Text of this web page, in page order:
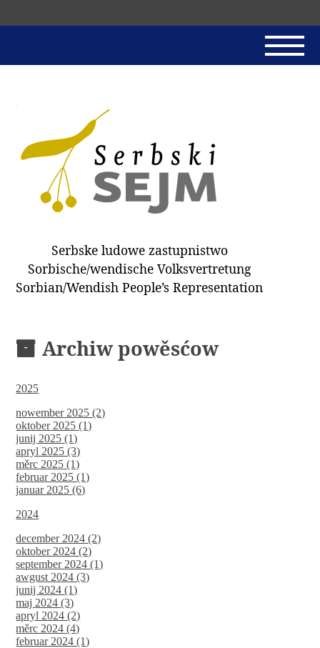
SERBSKI SEJM
JADNAŃSKI PÓRĚD
PROTOKOLE / HOBZAMKŃEŃA
DARY
WÓTPÓSŁAŃCY
HUBĚRKI
Serbske ludowe zastupnistwo
Sorbische/wendische Volksvertretung
Sorbian/Wendish People’s Representation
Archiw powěsćow
2025
nowember 2025 (2)
oktober 2025 (1)
junij 2025 (1)
apryl 2025 (3)
měrc 2025 (1)
februar 2025 (1)
januar 2025 (6)
2024
december 2024 (2)
oktober 2024 (2)
september 2024 (1)
awgust 2024 (3)
junij 2024 (1)
maj 2024 (3)
apryl 2024 (2)
měrc 2024 (4)
februar 2024 (1)